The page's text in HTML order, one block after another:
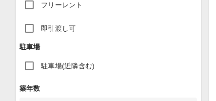
フリーレント
即引渡し可
駐車場
駐車場(近隣含む)
築年数